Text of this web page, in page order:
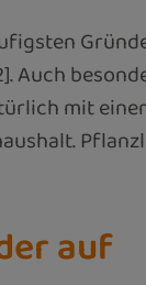
mit
auf